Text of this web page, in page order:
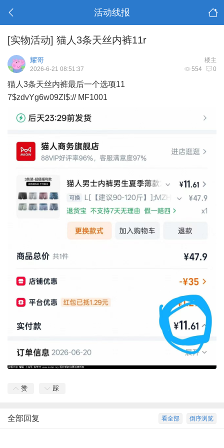
活动线报
[实物活动] 猫人3条天丝内裤11r
楼主
耀哥
554 0
2026-6-21 08:51:37
猫人3条天丝内裤最后一个选项11
7$zdvYg6w09Zl$:// MF1001
赞 踩
倒序浏览
看全部
全部回复